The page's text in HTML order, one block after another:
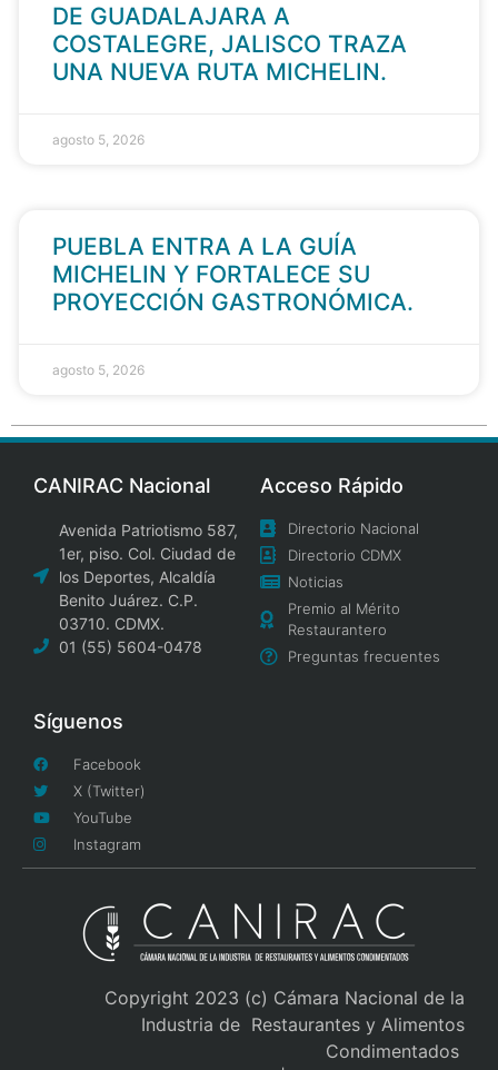
DE GUADALAJARA A
COSTALEGRE, JALISCO TRAZA
UNA NUEVA RUTA MICHELIN.
agosto 5, 2026
PUEBLA ENTRA A LA GUÍA
MICHELIN Y FORTALECE SU
PROYECCIÓN GASTRONÓMICA.
agosto 5, 2026
CANIRAC Nacional
Avenida Patriotismo 587,
1er, piso. Col. Ciudad de
los Deportes, Alcaldía
Benito Juárez. C.P.
03710. CDMX.
01 (55) 5604-0478
Acceso Rápido
Directorio Nacional
Directorio CDMX
Noticias
Premio al Mérito
Restaurantero
Preguntas frecuentes
Síguenos
Facebook
X (Twitter)
YouTube
Instagram
Copyright 2023 (c) Cámara Nacional de la
Industria de Restaurantes y Alimentos
Condimentados